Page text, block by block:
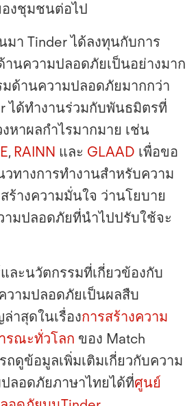
งชุมชนต่อไป
า Tinder ได้ลงทุนกับการ
ความปลอดภัยเป็นอย่างมาก
มด้านความปลอดภัยมากกว่า
ได้ทำงานร่วมกับพันธมิตรที่
หาผลกำไรมากมาย เช่น
, RAINN และ GLAAD เพื่อขอ
ทางการทำงานสำหรับความ
ร้างความมั่นใจ ว่านโยบาย
ามปลอดภัยที่นำไปปรับใช้จะ
ละนวัตกรรมที่เกี่ยวข้องกับ
วามปลอดภัยเป็นผลสืบ
าสุดในเรื่องการสร้างความ
รณะทั่วโลก ของ Match
ถดูข้อมูลเพิ่มเติมเกี่ยวกับความ
ลอดภัยภาษาไทยได้ที่ศูนย์